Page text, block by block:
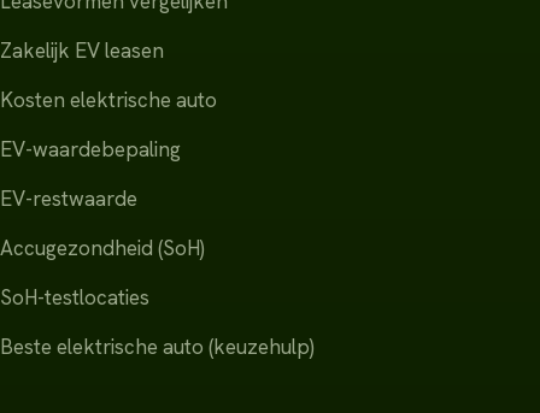
Zakelijk EV leasen
Kosten elektrische auto
EV-waardebepaling
EV-restwaarde
Accugezondheid (SoH)
SoH-testlocaties
Beste elektrische auto (keuzehulp)